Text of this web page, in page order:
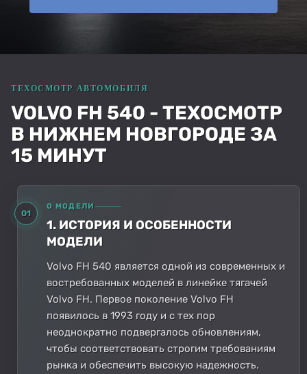
VOLVO FH 540 - ТЕХОСМОТР
В НИЖНЕМ НОВГОРОДЕ ЗА
15 МИНУТ
01
О МОДЕЛИ
1. ИСТОРИЯ И ОСОБЕННОСТИ
МОДЕЛИ
Volvo FH 540 является одной из современных и
востребованных моделей в линейке тягачей
Volvo FH. Первое поколение Volvo FH
появилось в 1993 году и с тех пор
неоднократно подвергалось обновлениям,
чтобы соответствовать строгим требованиям
рынка и обеспечить высокую надежность.